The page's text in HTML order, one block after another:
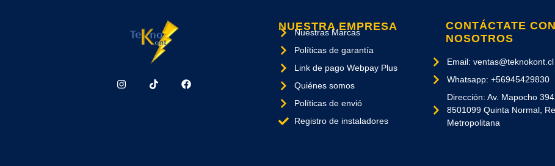
NUESTRA EMPRESA
Nuestras Marcas
Políticas de garantía
Link de pago Webpay Plus
Quiénes somos
Políticas de envió
Registro de instaladores
CONTÁCTATE CON
NOSOTROS
Email: ventas@teknokont.cl
Whatsapp: +56945429830
Dirección: Av. Mapocho
8501099 Quinta Normal,
Metropolitana